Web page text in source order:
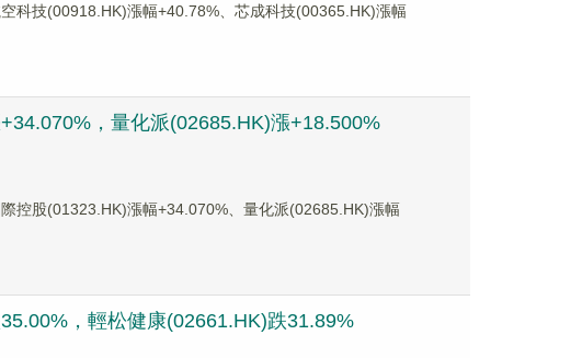
科技(00918.HK)漲幅+40.78%、芯成科技(00365.HK)漲幅
，量化派(02685.HK)漲+18.500%
控股(01323.HK)漲幅+34.070%、量化派(02685.HK)漲幅
，輕松健康(02661.HK)跌31.89%